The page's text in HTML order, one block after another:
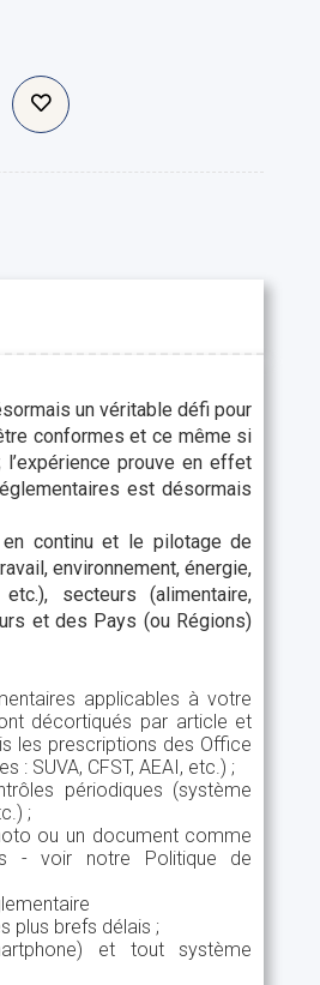
un véritable défi pour
conformes et ce même si
prouve en effet
est désormais
en continu et le pilotage de
environnement, énergie,
secteurs (alimentaire,
et des Pays (ou Régions)
applicables à votre
décortiqués par article et
les prescriptions des Office
SUVA, CFST, AEAI, etc.) ;
périodiques (système
;
ou un document comme
- voir notre Politique de
plus brefs délais ;
et tout système